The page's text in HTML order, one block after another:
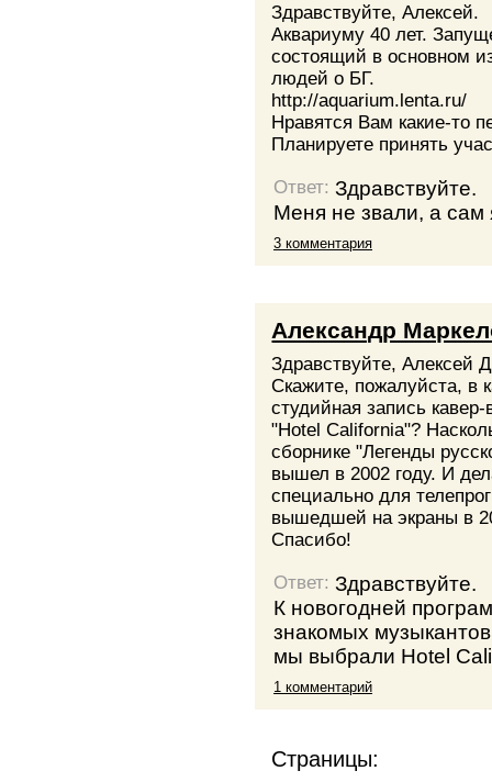
Здравствуйте, Алексей.
Аквариуму 40 лет.
состоящий в основном
людей о БГ.
http://aquarium.lenta.ru/
Нравятся Вам какие-то
Планируете принять
Ответ:Здравствуйте.
Меня не звали, а сам
3 комментария
Александр
Здравствуйте, Алексей
Скажите, пожалуйста, в
студийная запись
"Hotel California"?
сборнике "Легенды
вышел в 2002 году. И
специально для
вышедшей на экраны в
Спасибо!
Ответ:Здравствуйте.
К новогодней
знакомых
мы выбрали Hotel
1 комментарий
Страницы: